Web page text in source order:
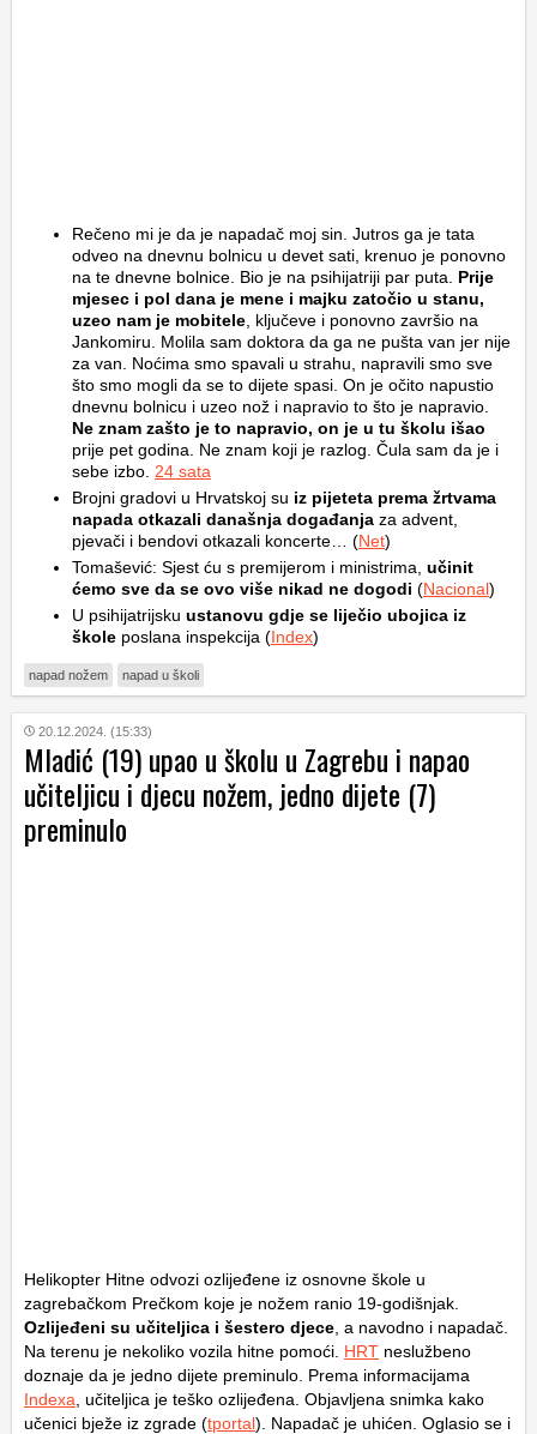
Rečeno mi je da je napadač moj sin. Jutros ga je tata
odveo na dnevnu bolnicu u devet sati, krenuo je ponovno
na te dnevne bolnice. Bio je na psihijatriji par puta. Prije
mjesec i pol dana je mene i majku zatočio u stanu,
uzeo nam je mobitele , ključeve i ponovno završio na
Jankomiru. Molila sam doktora da ga ne pušta van jer nije
za van. Noćima smo spavali u strahu, napravili smo sve
što smo mogli da se to dijete spasi. On je očito napustio
dnevnu bolnicu i uzeo nož i napravio to što je napravio.
Ne znam zašto je to napravio, on je u tu školu išao
prije pet godina. Ne znam koji je razlog. Čula sam da je i
sebe izbo. 24 sata
Brojni gradovi u Hrvatskoj su iz pijeteta prema žrtvama
napada otkazali današnja događanja za advent,
pjevači i bendovi otkazali koncerte… (Net)
Tomašević: Sjest ću s premijerom i ministrima, učinit
ćemo sve da se ovo više nikad ne dogodi (Nacional)
U psihijatrijsku ustanovu gdje se liječio ubojica iz
škole poslana inspekcija (Index)
napad nožem napad u školi
20.12.2024. (15:33)
Mladić (19) upao u školu u Zagrebu i napao
učiteljicu i djecu nožem, jedno dijete (7)
preminulo
Helikopter Hitne odvozi ozlijeđene iz osnovne škole u
zagrebačkom Prečkom koje je nožem ranio 19-godišnjak.
Ozlijeđeni su učiteljica i šestero djece, a navodno i napadač.
Na terenu je nekoliko vozila hitne pomoći. HRT neslužbeno
doznaje da je jedno dijete preminulo. Prema informacijama
Indexa, učiteljica je teško ozlijeđena. Objavljena snimka kako
učenici bježe iz zgrade (tportal). Napadač je uhićen. Oglasio se i